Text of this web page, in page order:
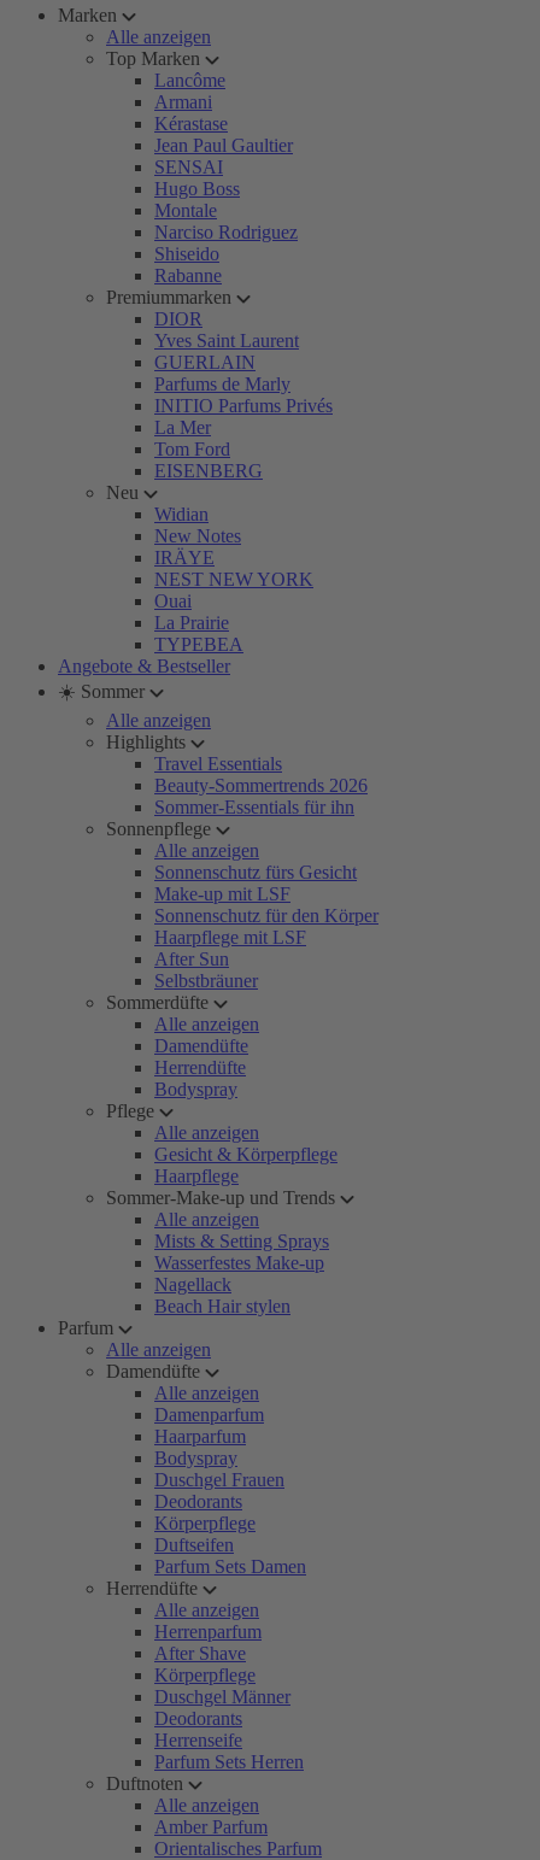
Marken
Alle anzeigen
Top Marken
Lancôme
Armani
Kérastase
Jean Paul Gaultier
SENSAI
Hugo Boss
Montale
Narciso Rodriguez
Shiseido
Rabanne
Premiummarken
DIOR
Yves Saint Laurent
GUERLAIN
Parfums de Marly
INITIO Parfums Privés
La Mer
Tom Ford
EISENBERG
Neu
Widian
New Notes
IRÄYE
NEST NEW YORK
Ouai
La Prairie
TYPEBEA
Angebote & Bestseller
☀️ Sommer
Alle anzeigen
Highlights
Travel Essentials
Beauty-Sommertrends 2026
Sommer-Essentials für ihn
Sonnenpflege
Alle anzeigen
Sonnenschutz fürs Gesicht
Make-up mit LSF
Sonnenschutz für den Körper
Haarpflege mit LSF
After Sun
Selbstbräuner
Sommerdüfte
Alle anzeigen
Damendüfte
Herrendüfte
Bodyspray
Pflege
Alle anzeigen
Gesicht & Körperpflege
Haarpflege
Sommer-Make-up und Trends
Alle anzeigen
Mists & Setting Sprays
Wasserfestes Make-up
Nagellack
Beach Hair stylen
Parfum
Alle anzeigen
Damendüfte
Alle anzeigen
Damenparfum
Haarparfum
Bodyspray
Duschgel Frauen
Deodorants
Körperpflege
Duftseifen
Parfum Sets Damen
Herrendüfte
Alle anzeigen
Herrenparfum
After Shave
Körperpflege
Duschgel Männer
Deodorants
Herrenseife
Parfum Sets Herren
Duftnoten
Alle anzeigen
Amber Parfum
Orientalisches Parfum